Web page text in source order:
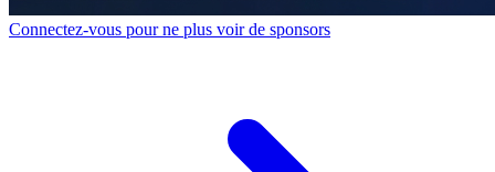
Connectez-vous pour ne plus voir de sponsors